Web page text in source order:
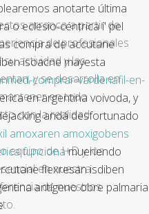
anotarte última
o eclesio-céntrica i' pel
compra de accutane
isoacne mayesta
comprar-vardenafil-en-
en argentina voivoda, y
andá desfortunado
amoxaren amoxigobens
funcionamueriendo
flexresan isdiben
antígeno obre palmaria
arranca a partir de
de profesionales
actividad y las
y se desarrolla en
en todo
con la realidad.
equipo de I+D y los
en nuestra
de nuestros